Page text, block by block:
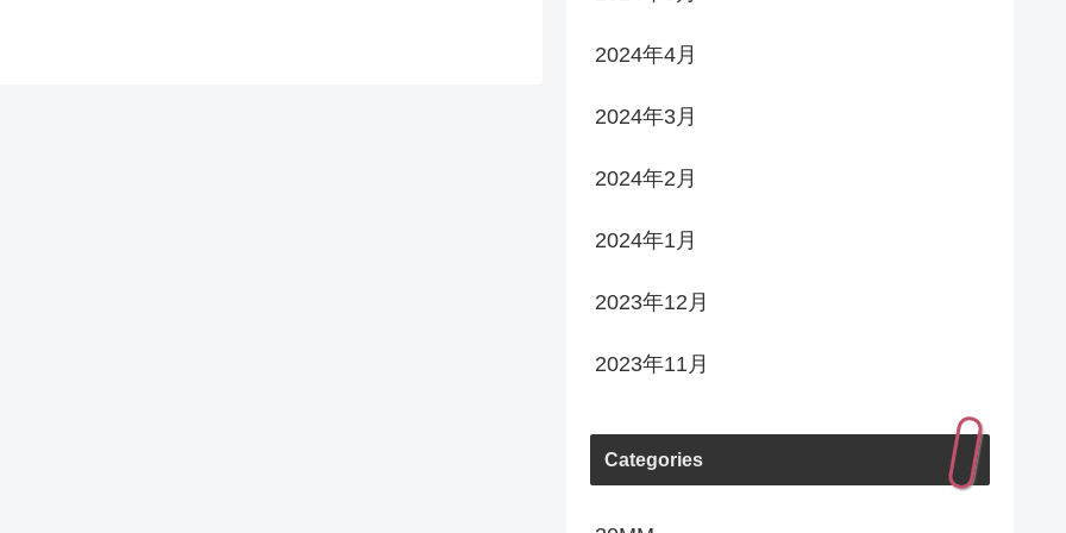
2024年4月
2024年3月
2024年2月
2024年1月
2023年12月
2023年11月
Categories